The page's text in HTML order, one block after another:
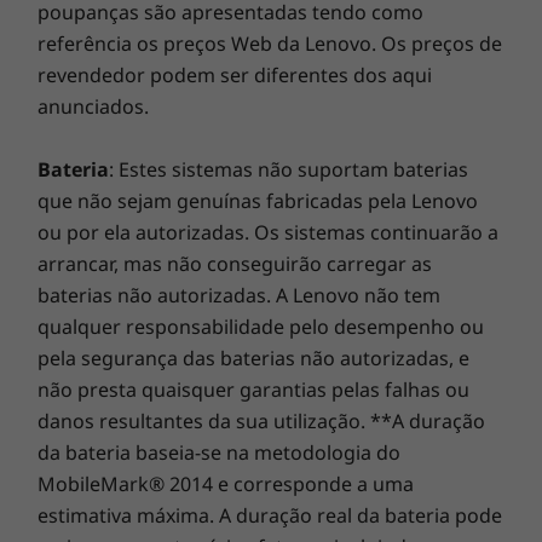
Fino, leve e distinto
O Lenovo ThinkBook 14 Gen 2 permite-lhe, e
aos seus colaboradores, destacar-se graças ao
seu design elegante e profissional em dois
tons. As molduras compactas oferecem uma
relação ecrã/corpo de 85%. E com apenas 17,9
mm e 1,5 kg, é suficientemente fino e leve para
levar para todo o lado.
Teleconferências mais inteligentes
poupanças são apresentadas tendo como
referência os preços Web da Lenovo. Os preços de
revendedor podem ser diferentes dos aqui
anunciados.
Bateria: Estes sistemas não suportam baterias
que não sejam genuínas fabricadas pela Lenovo
ou por ela autorizadas. Os sistemas continuarão a
arrancar, mas não conseguirão carregar as
baterias não autorizadas. A Lenovo não tem
qualquer responsabilidade pelo desempenho ou
pela segurança das baterias não autorizadas, e
não presta quaisquer garantias pelas falhas ou
danos resultantes da sua utilização. **A duração
da bateria baseia-se na metodologia do
MobileMark® 2014 e corresponde a uma
estimativa máxima. A duração real da bateria pode